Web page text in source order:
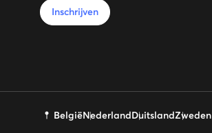
Inschrijven
BelgiëNederlandDuitslandZweden